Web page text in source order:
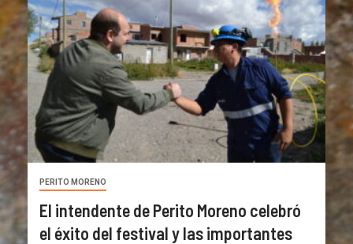
PERITO MORENO
El intendente de Perito Moreno celebró
el éxito del festival y las importantes